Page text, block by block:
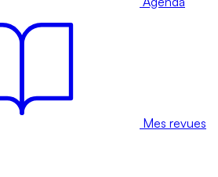
Mes revues